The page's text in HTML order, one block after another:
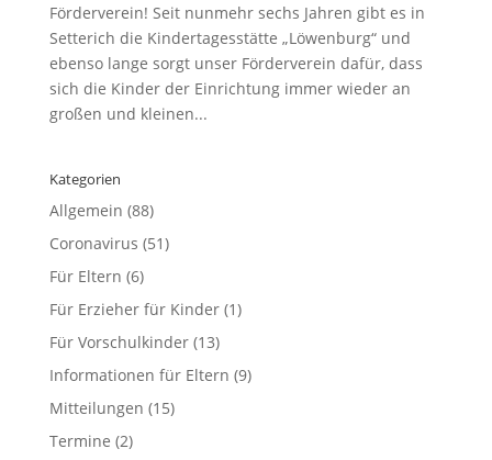
Förderverein! Seit nunmehr sechs Jahren gibt es in
Setterich die Kindertagesstätte „Löwenburg“ und
ebenso lange sorgt unser Förderverein dafür, dass
sich die Kinder der Einrichtung immer wieder an
großen und kleinen...
Kategorien
Allgemein (88)
Coronavirus (51)
Für Eltern (6)
Für Erzieher für Kinder(1)
Für Vorschulkinder(13)
Informationen für Eltern (9)
Mitteilungen (15)
Termine (2)